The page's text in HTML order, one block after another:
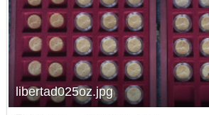
libertad025oz.jpg